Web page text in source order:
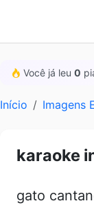
Você já leu 0
Início Imagens
karaoke
gato